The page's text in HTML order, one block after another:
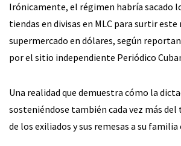
Irónicamente, el régimen habría sacado
tiendas en divisas en MLC para surtir este
supermercado en dólares, según
por el sitio independiente Periódico
Una realidad que demuestra cómo la
sosteniéndose también cada vez más
de los exiliados y sus remesas a su familia